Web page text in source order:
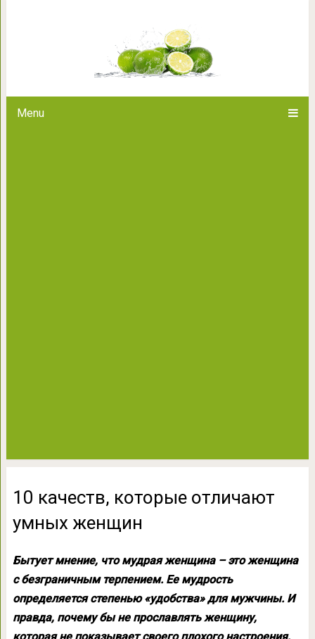
Menu
10 качеств, которые отличают
умных женщин
Бытует мнение, что мудрая женщина – это женщина
с безграничным терпением. Ее мудрость
определяется степенью «удобства» для мужчины. И
правда, почему бы не прославлять женщину,